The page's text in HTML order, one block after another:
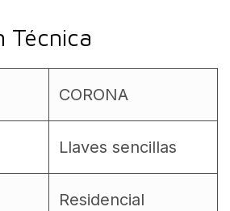
Técnica
CORONA
Llaves sencillas
Residencial